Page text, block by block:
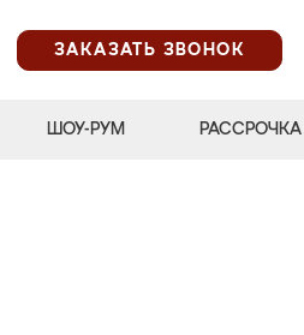
ЗАКАЗАТЬ ЗВОНОК
ШОУ-РУМ РАССРОЧКА